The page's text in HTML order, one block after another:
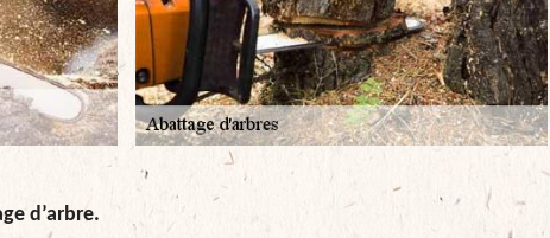
d’arbre.